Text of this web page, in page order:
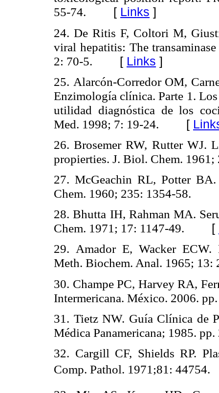
55-74. [ Links ]
24. De Ritis F, Coltori M,
viral hepatitis: The
2: 70-5. [ Links ]
25. Alarcón-Corredor OM,
Enzimología clínica. Parte 1.
utilidad diagnóstica de los
Med. 1998; 7: 19-24. [
26. Brosemer RW, Rutter WJ.
propierties. J. Biol. Chem. 1961;
27. McGeachin RL, Potter
Chem. 1960; 235: 1354-58.
28. Bhutta IH, Rahman MA.
Chem. 1971; 17: 1147-49. [
29. Amador E, Wacker ECW.
Meth. Biochem. Anal. 1965; 13:
30. Champe PC, Harvey RA,
Intermericana. México. 2006.
31. Tietz NW. Guía Clínica de
Médica Panamericana; 1985.
32. Cargill CF, Shields RP.
Comp. Pathol. 1971;81: 44754.